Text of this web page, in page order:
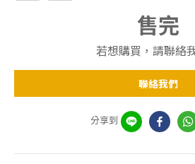
售完
若想購買，請聯絡
聯絡我們
分享到